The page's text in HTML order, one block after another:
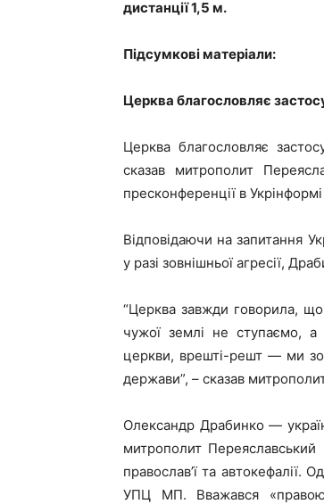
дистанції 1,5 м.
Підсумкові матеріали:
Церква благословляє
Церква благословляє
сказав митрополит
пресконференції в Укрінформі
Відповідаючи на запитання
у разі зовнішньої агресії,
“Церква завжди говорила,
чужої землі не ступаємо, а
церкви, врешті-решт — ми
держави”, – сказав
Олександр Драбинко —
митрополит
православ’ї та автокефалії.
УПЦ МП. Вважався